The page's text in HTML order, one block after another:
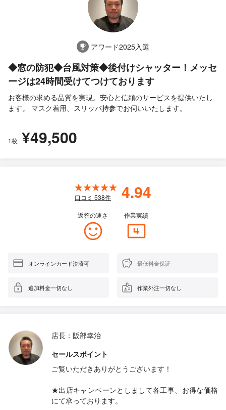
アワード2025入選
◆窓の防犯◆台風対策◆後付けシャッター！メッセ
ージは24時間受けてつけております
お客様の求める品質を実現。安心と信頼のサービスを提供いたし
ます。 マスク着用、スリッパ持参でお伺いいたします。
1枚 ¥49,500
口コミ 538件 4.94
返答の速さ 作業実績
オンラインカード決済可 最低料金保証
追加料金一切なし 作業外注一切なし
店長：阪部幸治
セールスポイント
ご覧いただきありがとうございます！
★出店キャンペーンとしまして各工事、お得な価格
にて承っております。